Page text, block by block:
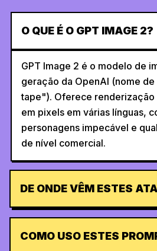
O QUE É O GPT IMAGE 2?
GPT Image 2 é o modelo de
geração da OpenAI (nome
tape"). Oferece
em pixels em várias línguas,
personagens impecável e
de nível comercial.
DE ONDE VÊM ESTES
COMO USO ESTES